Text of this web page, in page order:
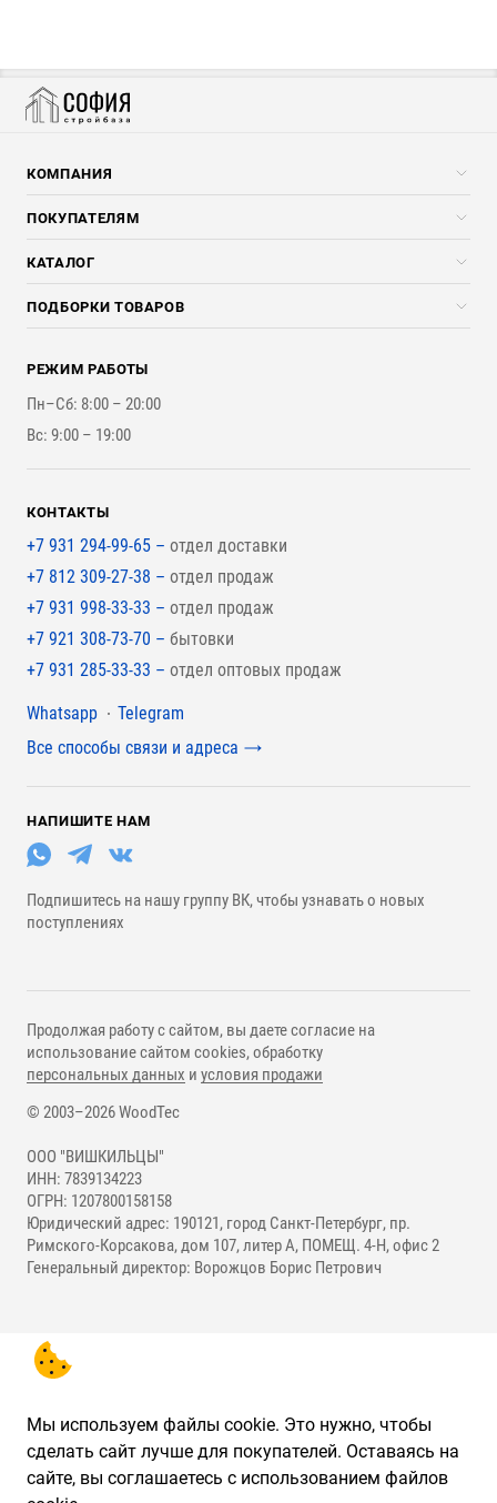
КОМПАНИЯ
Компания
Услуги
ПОКУПАТЕЛЯМ
Скидки стройкомпаниям
Доставка и разгрузка
Оплата и Возврат
Наши работы
КАТАЛОГ
Погонажные изделия
Брикеты, Дрова, Стружка
Стройматериалы
Инструменты
ПОДБОРКИ ТОВАРОВ
Для бутерброда стены
Для наружной отделки
Для покрытия крыши
РЕЖИМ РАБОТЫ
Пн–Сб: 8:00 – 20:00
Вс: 9:00 – 19:00
КОНТАКТЫ
+7 931 294-99-65 – отдел доставки
+7 812 309-27-38 – отдел продаж
+7 931 998-33-33 – отдел продаж
+7 921 308-73-70 – бытовки
+7 931 285-33-33 – отдел оптовых продаж
Мессенджеры
Whatsapp
Telegram
Все способы связи и адреса
НАПИШИТЕ НАМ
Подпишитесь на нашу группу ВК, чтобы узнавать о новых
поступлениях
© 2003–2026 WoodTec
ООО "ВИШКИЛЬЦЫ"
ИНН: 7839134223
ОГРН: 1207800158158
Юридический адрес: 190121, город Санкт-Петербург, пр.
Римского-Корсакова, дом 107, литер А, ПОМЕЩ. 4-Н, офис 2
Генеральный директор: Ворожцов Борис Петрович
Продолжая работу с сайтом, вы даете согласие на
использование сайтом cookies, обработку
персональных данных и условия продажи
Мы используем файлы cookie. Это нужно, чтобы
сделать сайт лучше для покупателей. Оставаясь на
сайте, вы соглашаетесь с использованием файлов